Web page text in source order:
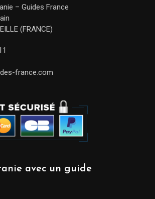
– Guides France
(FRANCE)
france.com
avec un guide